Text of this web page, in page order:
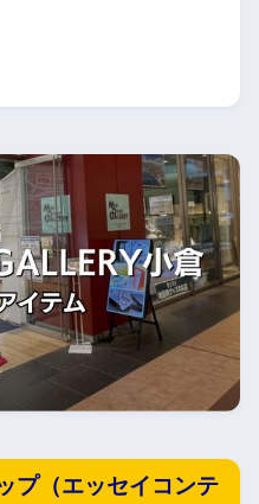
プ（エッセイコンテ